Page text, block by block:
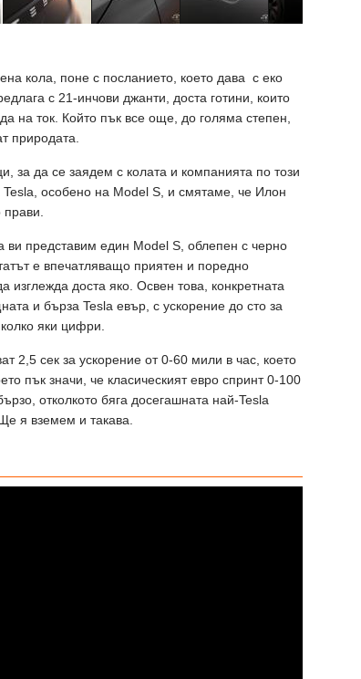
кола, поне с посланието, което дава с еко
с 21-инчови джанти, доста готини, които
на ток. Който пък все още, до голяма степен,
природата.
за да се заядем с колата и компанията по този
особено на Model S, и смятаме, че Илон
ви представим един Model S, облепен с черно
е впечатляващо приятен и поредно
изглежда доста яко. Освен това, конкретната
и бърза Tesla евър, с ускорение до сто за
яки цифри.
2,5 сек за ускорение от 0-60 мили в час, което
пък значи, че класическият евро спринт 0-100
отколкото бяга досегашната най-Tesla
я вземем и такава.